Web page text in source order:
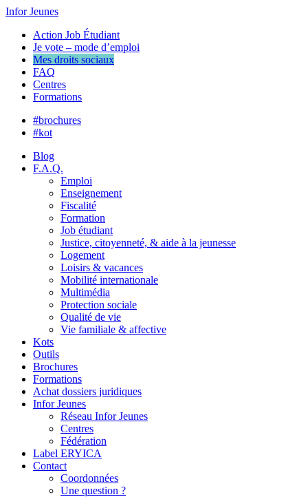
Infor Jeunes
Action Job Étudiant
Je vote – mode d’emploi
Mes droits sociaux
FAQ
Centres
Formations
#brochures
#kot
Blog
F.A.Q.
Emploi
Enseignement
Fiscalité
Formation
Job étudiant
Justice, citoyenneté, & aide à la jeunesse
Logement
Loisirs & vacances
Mobilité internationale
Multimédia
Protection sociale
Qualité de vie
Vie familiale & affective
Kots
Outils
Brochures
Formations
Achat dossiers juridiques
Infor Jeunes
Réseau Infor Jeunes
Centres
Fédération
Label ERYICA
Contact
Coordonnées
Une question ?